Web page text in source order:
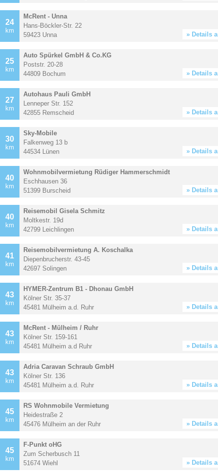
24
km
McRent - Unna
Hans-Böckler-Str. 22
59423 Unna
» Details
25
km
Auto Spürkel GmbH & Co.KG
Poststr. 20-28
44809 Bochum
» Details
27
km
Autohaus Pauli GmbH
Lenneper Str. 152
42855 Remscheid
» Details
30
km
Sky-Mobile
Falkenweg 13 b
44534 Lünen
» Details
40
km
Wohnmobilvermietung Rüdiger Hammerschmidt
Eschhausen 36
51399 Burscheid
» Details
40
km
Reisemobil Gisela Schmitz
Moltkestr. 19d
42799 Leichlingen
» Details
41
km
Reisemobilvermietung A. Koschalka
Diepenbrucherstr. 43-45
42697 Solingen
» Details
43
km
HYMER-Zentrum B1 - Dhonau GmbH
Kölner Str. 35-37
45481 Mülheim a.d. Ruhr
» Details
43
km
McRent - Mülheim / Ruhr
Kölner Str. 159-161
45481 Mülheim a.d Ruhr
» Details
43
km
Adria Caravan Schraub GmbH
Kölner Str. 136
45481 Mülheim a.d. Ruhr
» Details
45
km
RS Wohnmobile Vermietung
Heidestraße 2
45476 Mülheim an der Ruhr
» Details
45
km
F-Punkt oHG
Zum Scherbusch 11
51674 Wiehl
» Details